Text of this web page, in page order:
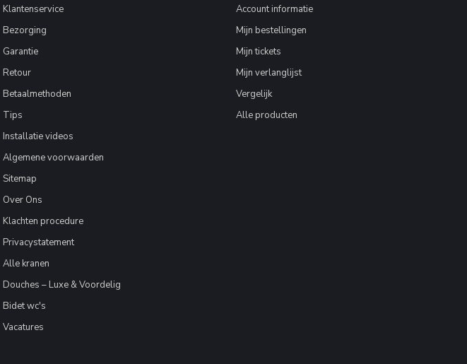
Klantenservice
Bezorging
Garantie
Retour
Betaalmethoden
Tips
Installatie videos
Algemene voorwaarden
Sitemap
Over Ons
Klachten procedure
Privacystatement
Alle kranen
Douches – Luxe & Voordelig
Bidet wc's
Vacatures
Account informatie
Mijn bestellingen
Mijn tickets
Mijn verlanglijst
Vergelijk
Alle producten